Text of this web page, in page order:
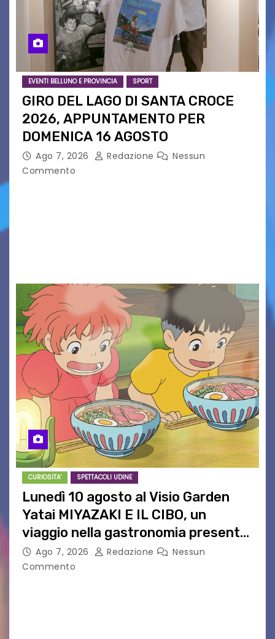
EVENTI BELLUNO E PROVINCIA SPORT
GIRO DEL LAGO DI SANTA CROCE
2026, APPUNTAMENTO PER
DOMENICA 16 AGOSTO
Ago 7, 2026 Redazione
Nessun
Commento
CURIOSITA' SPETTACOLI UDINE
Lunedì 10 agosto al Visio Garden
Yatai MIYAZAKI E IL CIBO, un
viaggio nella gastronomia presente
nei film di Hayao Miyazaki!
Ago 7, 2026 Redazione
Nessun
Commento